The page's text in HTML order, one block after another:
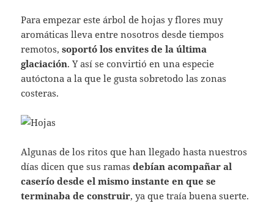
Para empezar este árbol de hojas y flores muy
aromáticas lleva entre nosotros desde tiempos
remotos,soportó los envites de la última
glaciación. Y así se convirtió en una especie
autóctona a la que le gusta sobretodo las zonas
costeras.
Algunas de los ritos que han llegado hasta nuestros
días dicen que sus ramasdebían acompañar al
caserío desde el mismo instante en que se
terminaba de construir, ya que traía buena suerte.